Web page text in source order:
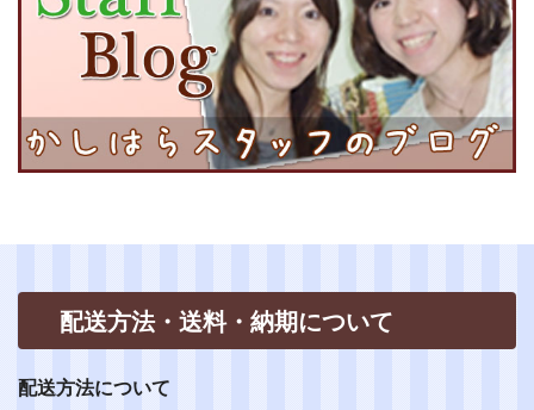
配送方法・送料・納期について
配送方法について